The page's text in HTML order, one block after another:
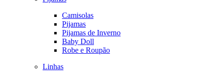
Camisolas
Pijamas
Pijamas de Inverno
Baby Doll
Robe e Roupão
Linhas